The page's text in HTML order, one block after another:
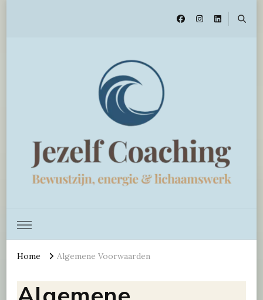
Home Algemene Voorwaarden